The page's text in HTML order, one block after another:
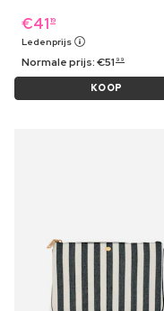
€41 19
Ledenprijs
Normale prijs:€51 99
KOOP